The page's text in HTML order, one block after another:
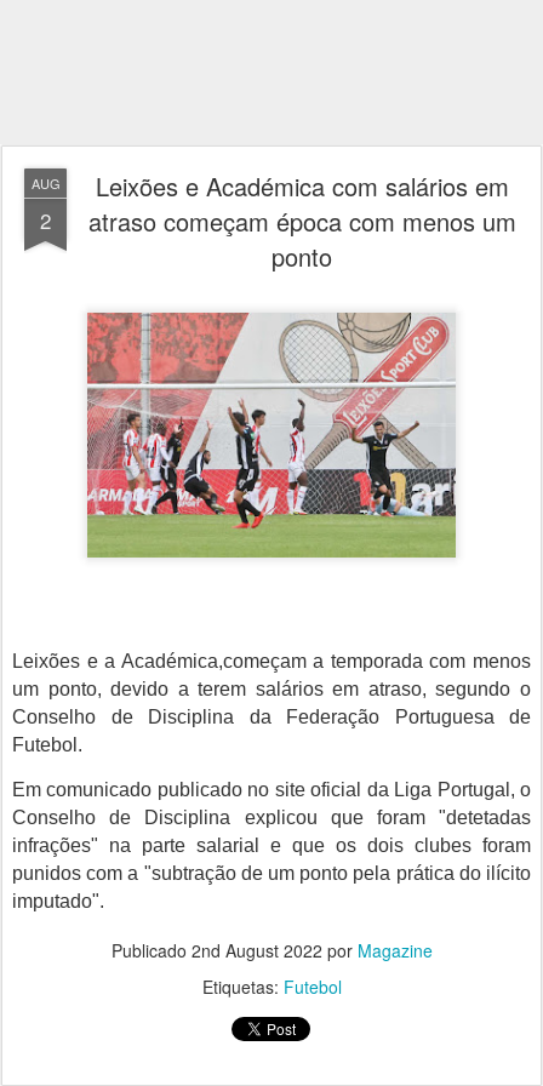
AUG
2
Leixões e Académica com salários em
atraso começam época com menos um
ponto
Leixões e a Académica,começam a temporada com menos
um ponto, devido a terem salários em atraso, segundo o
Conselho de Disciplina da Federação Portuguesa de
Futebol.
Em comunicado publicado no site oficial da Liga Portugal, o
Conselho de Disciplina explicou que foram "detetadas
infrações" na parte salarial e que os dois clubes foram
punidos com a "subtração de um ponto pela prática do ilícito
imputado".
Publicado 2nd August 2022 por Magazine
Etiquetas: Futebol